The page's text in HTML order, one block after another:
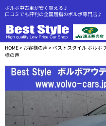
ボルボ中古車が安く買える♪
口コミでも評判の全国屈指のボルボ専門店♪
HOME> お客様の声> ベストスタイル ボルボ
様の声